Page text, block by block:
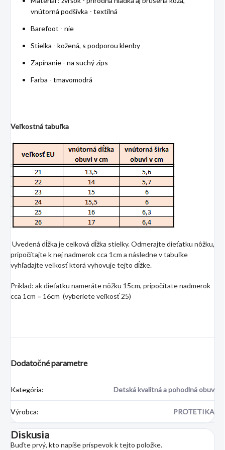
vnútorná podšívka - textilná
Barefoot - nie
Stielka - kožená, s podporou klenby
Zapínanie - na suchý zips
Farba - tmavomodrá
Veľkostná tabuľka
Uvedená dĺžka je celková dĺžka stielky. Odmerajte dieťatku nôžku,
pripočítajte k nej nadmerok cca 1cm a následne v tabuľke
vyhľadajte veľkosť ktorá vyhovuje tejto dĺžke.
Príklad: ak dieťatku nameráte nôžku 15cm, pripočítate nadmerok
cca 1cm = 16cm (vyberiete veľkosť 25)
Dodatočné parametre
Kategória: Detská kvalitná a pohodlná obuv
Výrobca: PROTETIKA
Diskusia
Buďte prvý, kto napíše príspevok k tejto položke.